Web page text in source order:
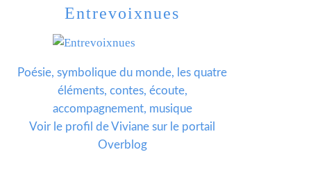
Entrevoixnues
Poésie, symbolique du monde, les quatre
éléments, contes, écoute,
accompagnement, musique
Voir le profil deViviane sur le portail
Overblog